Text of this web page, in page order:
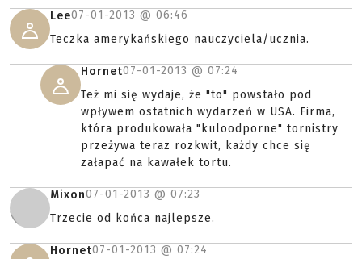
Lee07-01-2013 @ 06:46
Teczka amerykańskiego nauczyciela/ucznia.
Hornet07-01-2013 @ 07:24
Też mi się wydaje, że "to" powstało pod
wpływem ostatnich wydarzeń w USA. Firma,
która produkowała "kuloodporne" tornistry
przeżywa teraz rozkwit, każdy chce się
załapać na kawałek tortu.
Mixon07-01-2013 @ 07:23
Trzecie od końca najlepsze.
Hornet07-01-2013 @ 07:24